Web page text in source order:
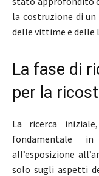
la costruzione di
delle vittime e delle
La fase di
per la
La ricerca
fondamentale
all’esposizione
solo sugli aspetti